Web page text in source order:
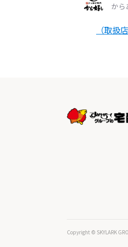
から
（取扱
Copyright © SKYLARK